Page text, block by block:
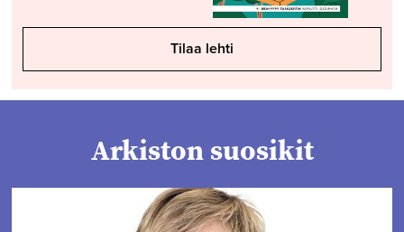
Tilaa lehti
Arkiston suosikit